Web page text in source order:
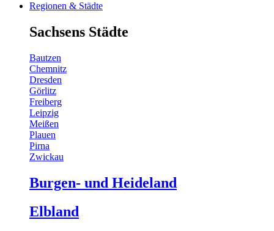
Regionen & Städte
Sachsens Städte
Bautzen
Chemnitz
Dresden
Görlitz
Freiberg
Leipzig
Meißen
Plauen
Pirna
Zwickau
Burgen- und Heideland
Elbland